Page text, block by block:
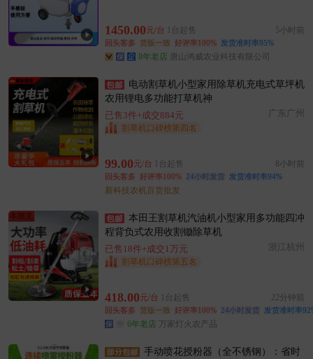
1450.00元/台 1台起售 5小时前
回头客多 货版一致 好评率100% 发货准时率95%
8年老店 唐山鸿威农业科技有限公司
电动割草机小型家用除草机充电式草坪机
农用锂电多功能打草机神
已售3件+成交884元
广东广州
割草机口碑榜第四名
99.00元/台 1台起售 8小时前
回头客多 好评率100% 24小时发货 发货准时率94%
新科技农机百货批发
本田王割草机汽油机小型家用多功能四冲
程背负式农用收割锄除草机
已售18件+成交1万元
浙江杭州
割草机口碑榜第五名
418.00元/台 1台起售 22分钟前
回头客多 货版一致 好评率100% 24小时发货 发货准时率
6年老店 万家灯火农产品
手动喷花授粉器（全不锈钢）：省时